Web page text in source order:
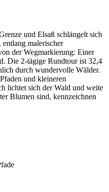
und Elsaß schlängelt sich
malerischer
der Wegmarkierung: Einer
Die 2-tägige Rundtour ist 32,4
durch wundervolle Wälder.
und kleineren
lichtet sich der Wald und weite
Blumen sind, kennzeichnen